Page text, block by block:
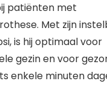
patiënten met
Met zijn
is hij optimaal voor
gezin en voor
enkele minuten